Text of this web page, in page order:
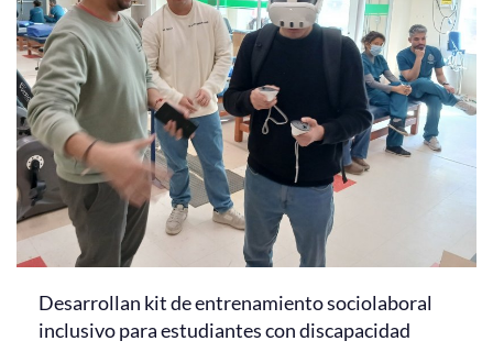
Desarrollan kit de entrenamiento sociolaboral
inclusivo para estudiantes con discapacidad